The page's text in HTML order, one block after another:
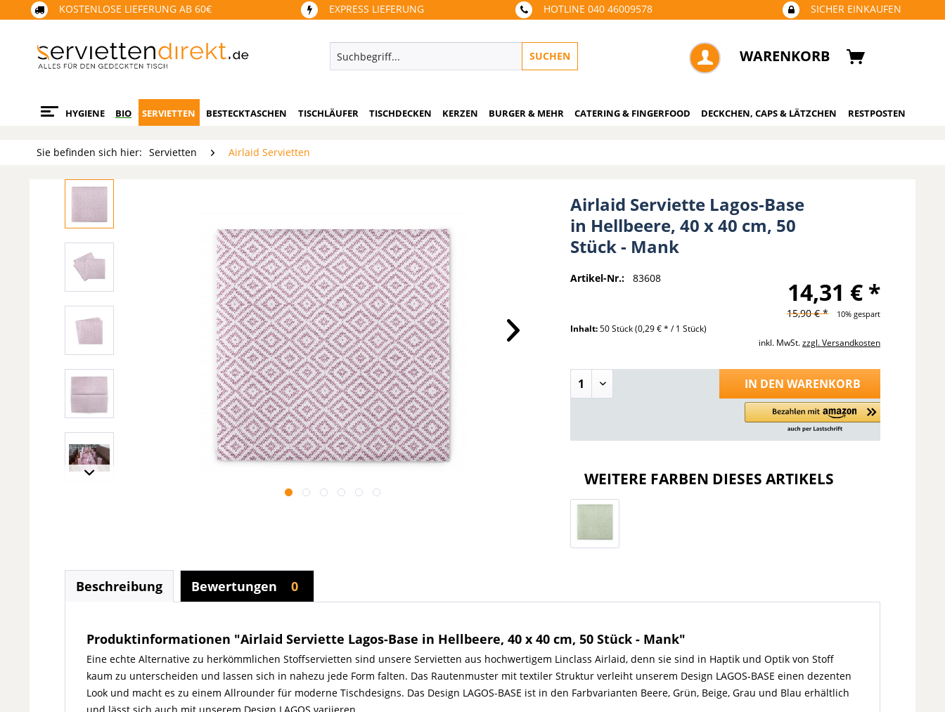
KOSTENLOSE LIEFERUNG AB 60€ EXPRESS LIEFERUNG HOTLINE 040 46009578 SICHER EINKAUFEN
SUCHEN WARENKORB
HYGIENE BIO SERVIETTEN BESTECKTASCHEN TISCHLÄUFER TISCHDECKEN KERZEN BURGER & MEHR CATERING & FINGERFOOD DECKCHEN, CAPS & LÄTZCHEN RESTPOSTEN
Sie befinden sich hier: Servietten Airlaid Servietten
Airlaid Serviette Lagos-Base
in Hellbeere, 40 x 40 cm, 50
Stück - Mank
Artikel-Nr.: 83608 14,31 € *
15,90 € * 10% gespart
Inhalt:50 Stück(0,29 € * / 1 Stück)
inkl. MwSt.zzgl. Versandkosten
IN DEN WARENKORB
WEITERE FARBEN DIESES ARTIKELS
Beschreibung Bewertungen 0
Produktinformationen "Airlaid Serviette Lagos-Base in Hellbeere, 40 x 40 cm, 50 Stück - Mank"
Eine echte Alternative zu herkömmlichen Stoffservietten sind unsere Servietten aus hochwertigem Linclass Airlaid, denn sie sind in Haptik und Optik von Stoff
kaum zu unterscheiden und lassen sich in nahezu jede Form falten. Das Rautenmuster mit textiler Struktur verleiht unserem Design LAGOS-BASE einen dezenten
Look und macht es zu einem Allrounder für moderne Tischdesigns. Das Design LAGOS-BASE ist in den Farbvarianten Beere, Grün, Beige, Grau und Blau erhältlich